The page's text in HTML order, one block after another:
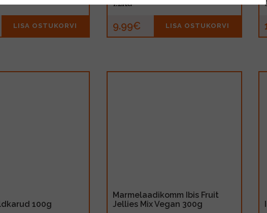
LISA OSTUKORVI
1.2KG
9.99€ LISA OSTUKORVI
100g
Marmelaadikomm Ibis Fruit
Jellies Mix Vegan 300g